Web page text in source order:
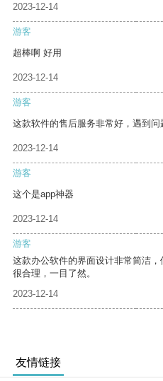
2023-12-14
游客
超棒啊 好用
2023-12-14
游客
这款软件的售后服务非常好，遇到问
2023-12-14
游客
这个是app神器
2023-12-14
游客
这款办公软件的界面设计非常简洁
很合理，一目了然。
2023-12-14
友情链接